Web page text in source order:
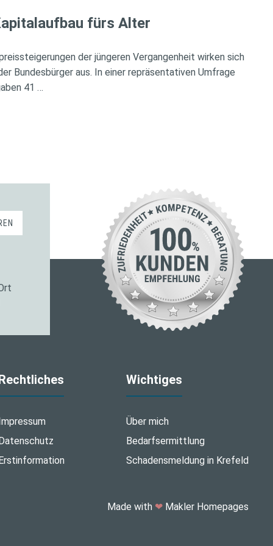
fürs Alter
der jüngeren Vergangenheit wirken sich
Bundesbürger aus. In einer repräsentativen Umfrage
41 …
Wichtiges
Über mich
Bedarfsermittlung
Schadensmeldung in Krefeld
Made with ❤Makler Homepages